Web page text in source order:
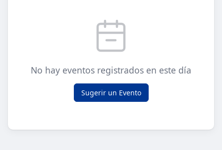
No hay eventos registrados en este día
Sugerir un Evento